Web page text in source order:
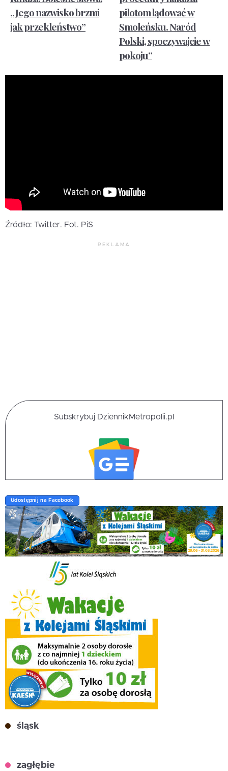
„Jego nazwisko brzmi
jak przekleństwo”
pilotom lądować w
Smoleńsku. Naród
Polski, spoczywajcie w
pokoju”
Źródło: Twitter. Fot. PiS
REKLAMA
Subskrybuj DziennikMetropolii.pl
Udostępnij na Facebook
śląsk
zagłębie